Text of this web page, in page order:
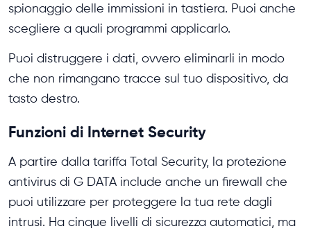
spionaggio delle immissioni in tastiera. Puoi anche
scegliere a quali programmi applicarlo.
Puoi distruggere i dati, ovvero eliminarli in modo
che non rimangano tracce sul tuo dispositivo, da
tasto destro.
Funzioni di Internet Security
A partire dalla tariffa Total Security, la protezione
antivirus di G DATA include anche un firewall che
puoi utilizzare per proteggere la tua rete dagli
intrusi. Ha cinque livelli di sicurezza automatici, ma